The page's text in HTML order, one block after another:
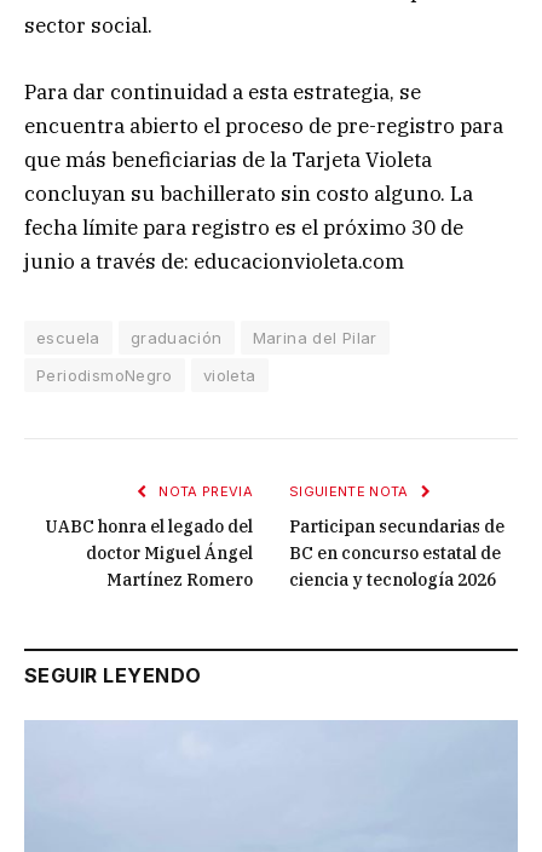
sector social.
Para dar continuidad a esta estrategia, se
encuentra abierto el proceso de pre-registro para
que más beneficiarias de la Tarjeta Violeta
concluyan su bachillerato sin costo alguno. La
fecha límite para registro es el próximo 30 de
junio a través de: educacionvioleta.com
escuela graduación
Marina del Pilar
PeriodismoNegro
violeta
NOTA PREVIA
UABC honra el legado del
doctor Miguel Ángel
Martínez Romero
SIGUIENTE NOTA
Participan secundarias de
BC en concurso estatal de
ciencia y tecnología 2026
SEGUIR LEYENDO